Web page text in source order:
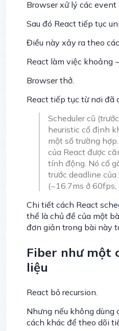
Browser xử lý các event
Sau đó React tiếp tục
Điều này xảy ra theo các
React làm việc khoảng
Browser thở.
React tiếp tục từ nơi đã
Scheduler cũ
heuristic cố định
một số trường
của React được
tính động. Nó cố
trước deadline
(~16.7ms ở
Chi tiết cách React
thể là chủ đề của một
đơn giản trong bài này
Fiber như một
liệu
React bỏ recursion.
Nhưng nếu không dùng
cách khác để theo dõi